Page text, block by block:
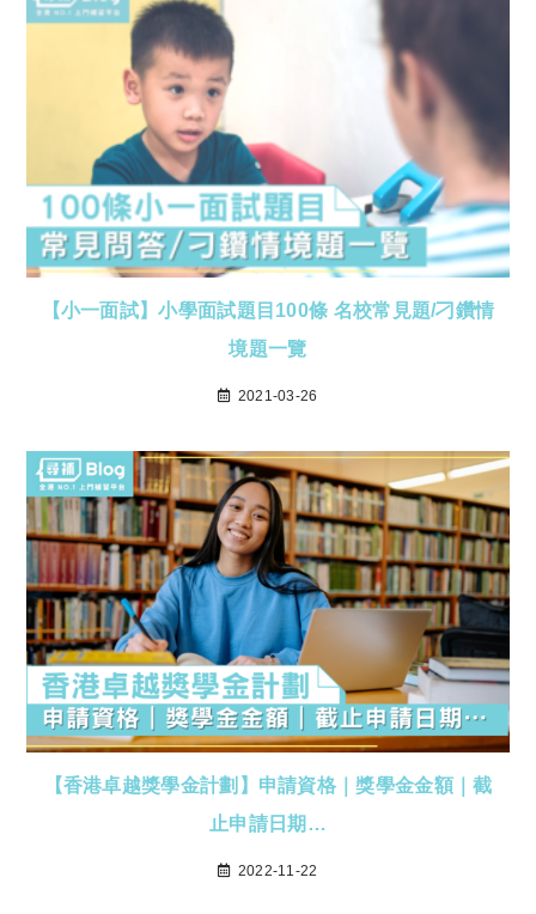
【小一面試】小學面試題目100條 名校常見題/刁鑽情
境題一覽
2021-03-26
【香港卓越獎學金計劃】申請資格｜獎學金金額｜截
止申請日期…
2022-11-22